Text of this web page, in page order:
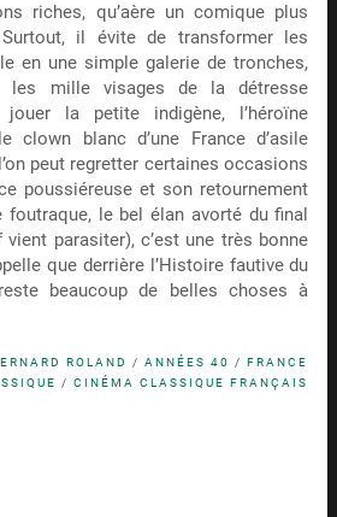
riches, qu’aère un comique plus
Surtout, il évite de transformer les
en une simple galerie de tronches,
les mille visages de la détresse
la petite indigène, l’héroïne
clown blanc d’une France d’asile
peut regretter certaines occasions
poussiéreuse et son retournement
foutraque, le bel élan avorté du final
vient parasiter), c’est une très bonne
que derrière l’Histoire fautive du
beaucoup de belles choses à
ROLAND /ANNÉES 40 /FRANCE
/CINÉMA CLASSIQUE FRANÇAIS